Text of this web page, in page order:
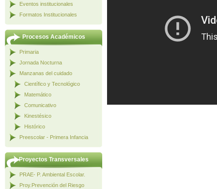
Eventos institucionales
Formatos Institucionales
Procesos Académicos
Primaria
Jornada Nocturna
Manzanas del cuidado
Científico y Tecnológico
Matemático
Comunicativo
Kinestésico
Histórico
Preescolar - Primera Infancia
Proyectos Transversales
PRAE- P. Ambiental Escolar.
Proy.Prevención del Riesgo